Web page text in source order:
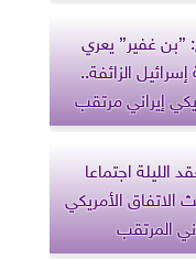
غفير” يعري
الزائفة..
إيراني مرتقب
الليلة اجتماعا
الاتفاق الأمريكي
المرتقب